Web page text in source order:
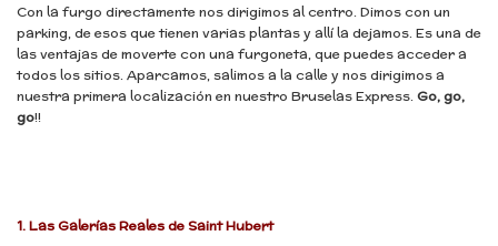
Con la furgo directamente nos dirigimos al centro. Dimos con un
parking, de esos que tienen varias plantas y allí la dejamos. Es una de
las ventajas de moverte con una furgoneta, que puedes acceder a
todos los sitios. Aparcamos, salimos a la calle y nos dirigimos a
nuestra primera localización en nuestro Bruselas Express.Go, go,
go!!
1.Las Galerías Reales de Saint Hubert